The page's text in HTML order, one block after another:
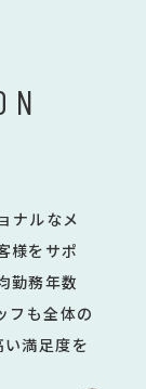
ナルなメ
様をサポ
勤務年数
フも全体の
満足度を